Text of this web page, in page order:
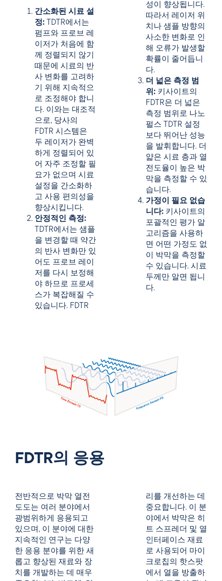
간소화된 시료 설
정: TDTR에서는
펌프와 프로브 레
이저가 처음에 함
께 정렬되지 않기
때문에 시료의 반
사 변화를 고려하
기 위해 지속적으
로 조정해야 합니
다. 이와는 대조적
으로, 당사의
FDTR 시스템은
두 레이저가 완벽
하게 정렬되어 있
어 자주 조정할 필
요가 없으며 시료
설정을 간소화하
고 사용 편의성을
향상시킵니다.
안정적인 측정:
TDTR에서는 샘플
을 변경할 때 약간
의 반사 변화만 있
어도 프로브 레이
저를 다시 보정해
야 하므로 프로세
스가 복잡해질 수
있습니다. FDTR
성이 향상됩니다.
따라서 레이저 위
치나 샘플 방향의
사소한 변화로 인
해 오류가 발생할
확률이 줄어듭니
다.
더 넓은 측정 범
위: 키사이트의
FDTR은 더 넓은
측정 범위로 나노
펄스 TDTR 설정
보다 뛰어난 성능
을 발휘합니다. 더
얇은 시료 층과 열
전도율이 높은 박
막을 측정할 수 있
습니다.
가정이 필요 없습
니다: 키사이트의
포괄적인 평가 알
고리즘을 사용하
면 어떤 가정도 없
이 박막을 측정할
수 있습니다. 시료
두께만 알면 됩니
다.
FDTR의 응용
전반적으로 박막 열전
도도는 여러 분야에서
광범위하게 응용되고
있으며, 이 분야에 대한
지속적인 연구는 다양
한 응용 분야를 위한 새
롭고 향상된 재료와 장
치를 개발하는 데 매우
리를 개선하는 데
중요합니다. 이 분
야에서 박막은 히
트 스프레더 및 열
인터페이스 재료
로 사용되어 마이
크로칩의 핫스팟
에서 열을 방출하